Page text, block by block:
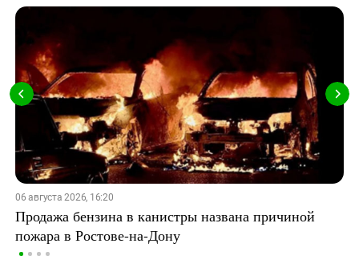
06 августа 2026, 16:20
Продажа бензина в канистры названа причиной
пожара в Ростове-на-Дону